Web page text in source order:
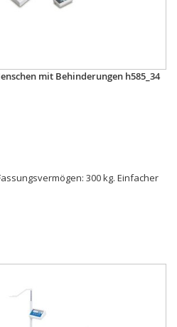
mit Behinderungen h585_34
300 kg. Einfacher